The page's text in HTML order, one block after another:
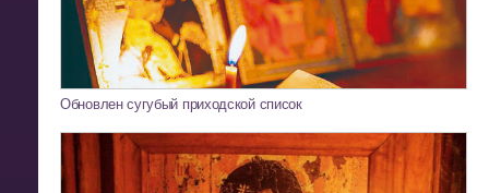
Обновлен сугубый приходской список